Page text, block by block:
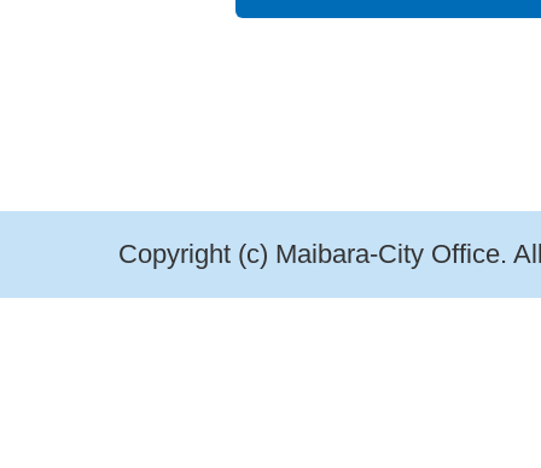
Copyright (c) Maibara-City Office.